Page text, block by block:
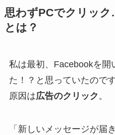
思わずPCでクリック
とは？
私は最初、Facebookを開
た！？と思っていたので
原因は広告のクリック 。
「新しいメッセージが届